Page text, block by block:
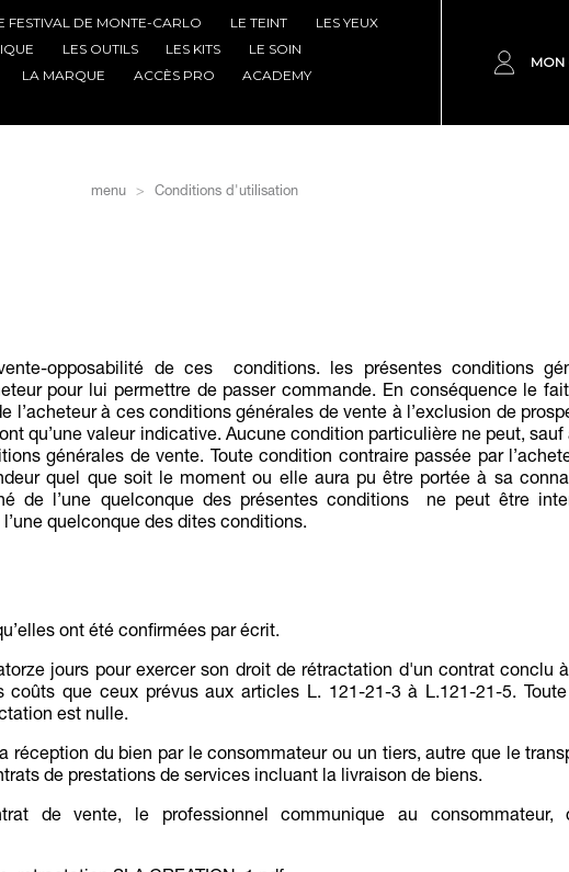
FESTIVAL DE MONTE-CARLO LE TEINT
LES YEUX
LES OUTILS LES KITS
LE SOIN
LA MARQUE ACCÈS PRO
ACADEMY
MON
menu Conditions d'utilisation
opposabilité de ces conditions. les présentes conditions
pour lui permettre de passer commande. En conséquence le
l’acheteur à ces conditions générales de vente à l’exclusion de
qu’une valeur indicative. Aucune condition particulière ne peut,
générales de vente. Toute condition contraire passée par
quel que soit le moment ou elle aura pu être portée à sa
de l’une quelconque des présentes conditions ne peut être
quelconque des dites conditions.
ont été confirmées par écrit.
jours pour exercer son droit de rétractation d'un contrat conclu
que ceux prévus aux articles L. 121-21-3 à L.121-21-5.
est nulle.
du bien par le consommateur ou un tiers, autre que le
de prestations de services incluant la livraison de biens.
de vente, le professionnel communique au